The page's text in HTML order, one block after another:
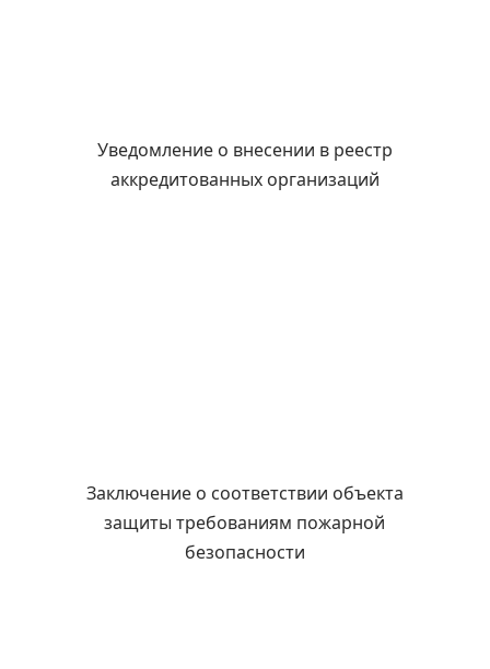
Уведомление о внесении в реестр
аккредитованных организаций
Заключение о соответствии объекта
защиты требованиям пожарной
безопасности